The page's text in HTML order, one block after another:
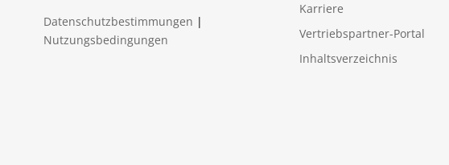
Datenschutzbestimmungen |
Nutzungsbedingungen
Karriere
Vertriebspartner-Portal
Inhaltsverzeichnis